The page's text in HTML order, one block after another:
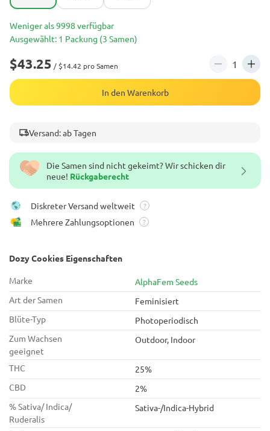
Die Samen sind nicht gekeimt? Wir schicken dir
neue! Rückgaberecht
Diskreter Versand weltweit ?
Mehrere Zahlungsoptionen ?
Dozy Cookies Eigenschaften
Marke
AlphaFem Seeds
Art der Samen
Feminisiert
Blüte-Typ
Photoperiodisch
Zum Wachsen
geeignet
Outdoor, Indoor
THC
25%
CBD
2%
% Sativa/ Indica/
Ruderalis
Sativa-/Indica-Hybrid
Weniger als 9998 verfügbar
Ausgewählt: 1 Packung (3 Samen)
$43.25 / $14.42 pro Samen
In den Warenkorb
Versand: ab Tagen